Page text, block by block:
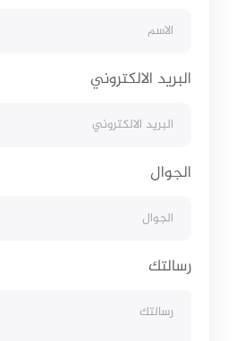
البريد الالكتروني
الجوال
رسالتك